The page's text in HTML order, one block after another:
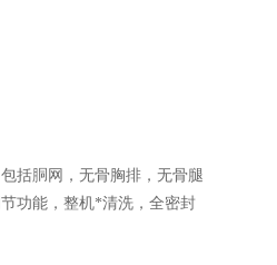
括胴网，无骨胸排，无骨腿
功能，整机*清洗，全密封